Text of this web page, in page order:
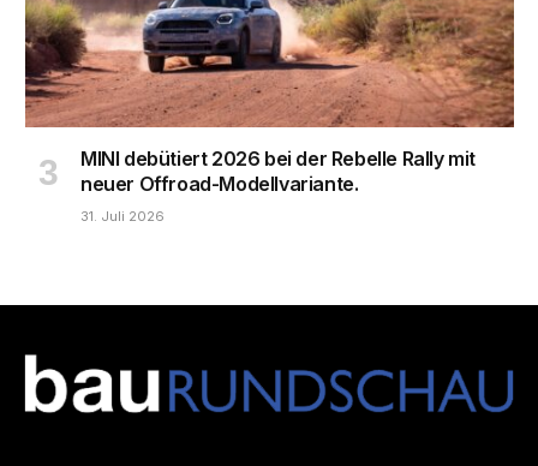
MINI debütiert 2026 bei der Rebelle Rally mit
neuer Offroad-Modellvariante.
31. Juli 2026